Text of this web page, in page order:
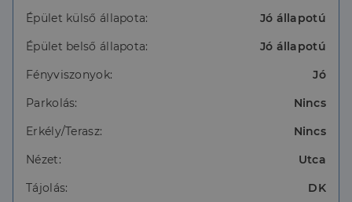
életstílus:reggeli kávé a közeli kávézókban, séta a
nyugalom és belvárosi pezsgés egyszerre.
minden pár perc sétára.
Azonnal költözhető, szerethető budai lakás kiváló
helyen.
Épület külső állapota:
Jó állapotú
Épület belső állapota:
Jó állapotú
Fényviszonyok:
Jó
Parkolás:
Nincs
Erkély/Terasz:
Nincs
Nézet:
Utca
Tájolás:
DK